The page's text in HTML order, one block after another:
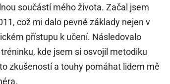
součástí mého života. Začal jsem
což mi dalo pevné základy nejen v
přístupu k učení. Následovalo
kde jsem si osvojil metodiku
zkušeností a touhy pomáhat lidem mě